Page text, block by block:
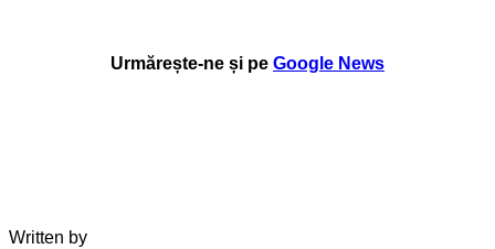
Urmărește-ne și pe Google News
Written by